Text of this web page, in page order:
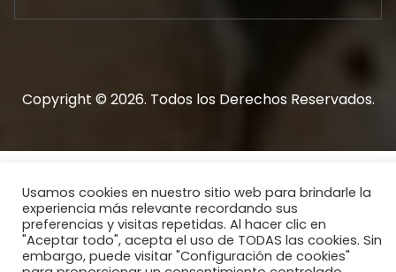
Copyright © 2026. Todos los Derechos Reservados.
Usamos cookies en nuestro sitio web para brindarle la
experiencia más relevante recordando sus
preferencias y visitas repetidas. Al hacer clic en
"Aceptar todo", acepta el uso de TODAS las cookies. Sin
embargo, puede visitar "Configuración de cookies"
0